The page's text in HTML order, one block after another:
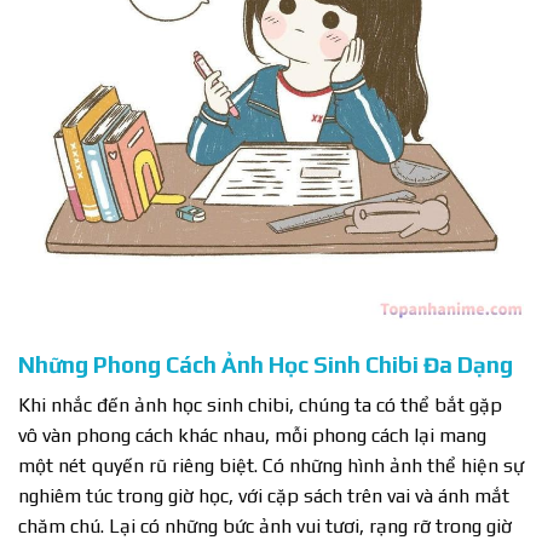
Những Phong Cách Ảnh Học Sinh Chibi Đa Dạng
Khi nhắc đến ảnh học sinh chibi, chúng ta có thể bắt gặp
vô vàn phong cách khác nhau, mỗi phong cách lại mang
một nét quyến rũ riêng biệt. Có những hình ảnh thể hiện sự
nghiêm túc trong giờ học, với cặp sách trên vai và ánh mắt
chăm chú. Lại có những bức ảnh vui tươi, rạng rỡ trong giờ